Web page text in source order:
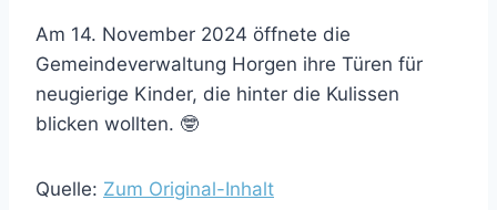
Am 14. November 2024 öffnete die
Gemeindeverwaltung Horgen ihre Türen für
neugierige Kinder, die hinter die Kulissen
blicken wollten. 🤓
Quelle: Zum Original-Inhalt